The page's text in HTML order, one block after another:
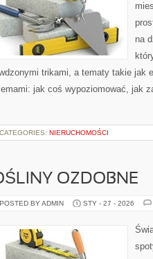
na
trikami, a tematy takie jak
jak coś wypoziomować, jak
CATEGORIES: NIERUCHOMOŚCI
OZDOBNE
POSTED BY ADMIN STY - 27 - 2026